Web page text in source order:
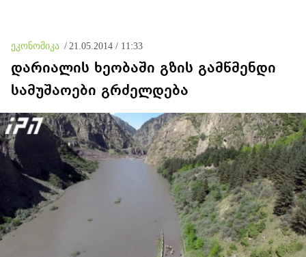
განხორციელდება
განხილვა მოჰყვებოდა
ეკონომიკა / 21.05.2014 / 11:33
დარიალის ხეობაში გზის გამწმენდი
სამუშაოები გრძელდება